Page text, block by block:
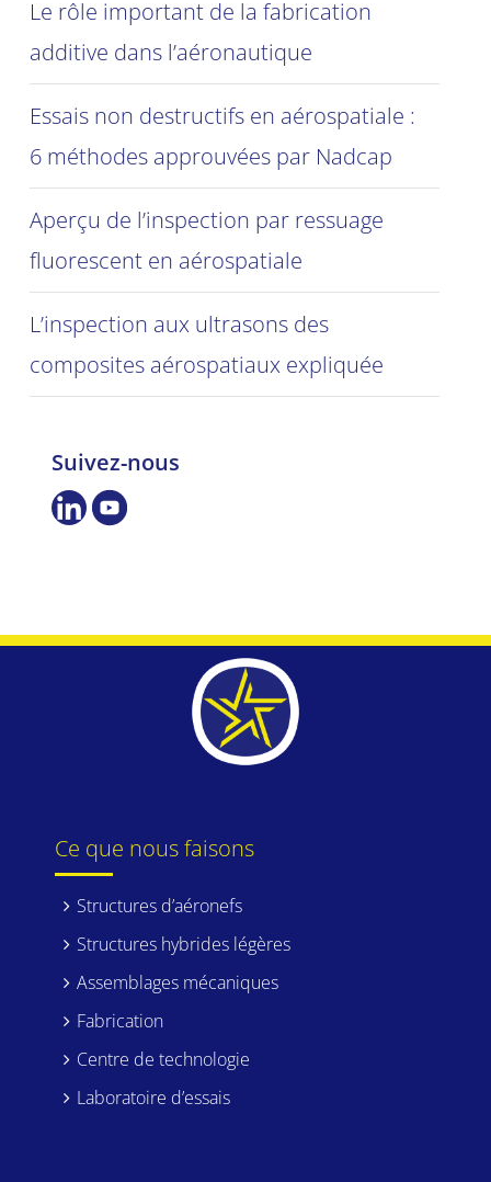
Le rôle important de la fabrication
additive dans l’aéronautique
Essais non destructifs en aérospatiale :
6 méthodes approuvées par Nadcap
Aperçu de l’inspection par ressuage
fluorescent en aérospatiale
L’inspection aux ultrasons des
composites aérospatiaux expliquée
Suivez-nous
Ce que nous faisons
Structures d’aéronefs
Structures hybrides légères
Assemblages mécaniques
Fabrication
Centre de technologie
Laboratoire d’essais